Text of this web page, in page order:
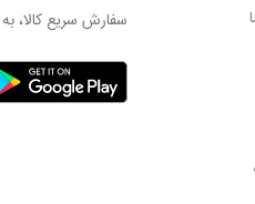
سفارش سریع کالا،